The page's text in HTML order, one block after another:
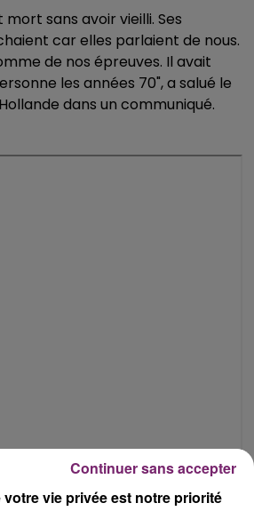
sans avoir vieilli. Ses
car elles parlaient de nous.
de nos épreuves. Il avait
les années 70", a salué le
dans un communiqué.
votre vie privée est notre priorité
Continuer sans accepter